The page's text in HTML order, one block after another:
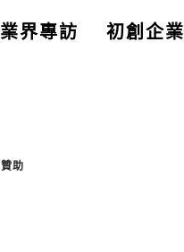
業界專訪 初創企業
贊助